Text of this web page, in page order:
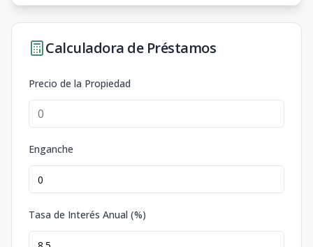
Calculadora de Préstamos
Precio de la Propiedad
Enganche
Tasa de Interés Anual (%)